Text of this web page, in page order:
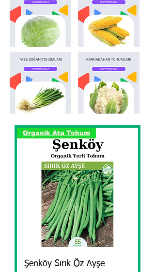
Organik Ata Tohum
Şenköy Sırık Öz Ayşe